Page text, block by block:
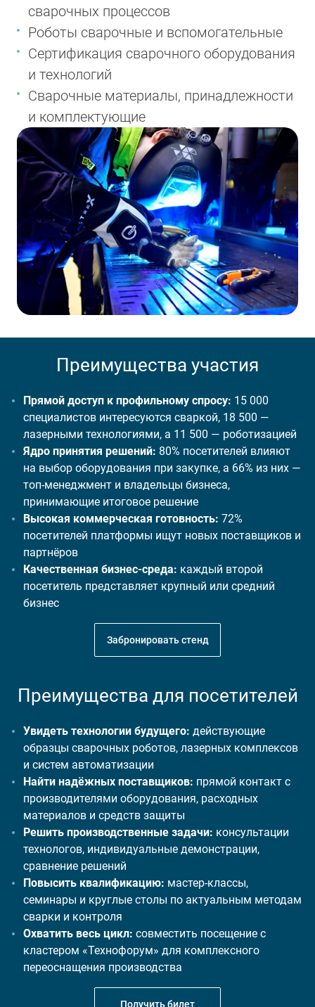
сварочных процессов
Роботы сварочные и вспомогательные
Сертификация сварочного оборудования
и технологий
Сварочные материалы, принадлежности
и комплектующие
Преимущества участия
Прямой доступ к профильному спросу: 15 000
специалистов интересуются сваркой, 18 500 —
лазерными технологиями, а 11 500 — роботизацией
Ядро принятия решений: 80% посетителей влияют
на выбор оборудования при закупке, а 66% из них —
топ-менеджмент и владельцы бизнеса,
принимающие итоговое решение
Высокая коммерческая готовность: 72%
посетителей платформы ищут новых поставщиков и
партнёров
Качественная бизнес-среда: каждый второй
посетитель представляет крупный или средний
бизнес
Забронировать стенд
Преимущества для посетителей
Увидеть технологии будущего: действующие
образцы сварочных роботов, лазерных комплексов
и систем автоматизации
Найти надёжных поставщиков: прямой контакт с
производителями оборудования, расходных
материалов и средств защиты
Решить производственные задачи: консультации
технологов, индивидуальные демонстрации,
сравнение решений
Повысить квалификацию: мастер-классы,
семинары и круглые столы по актуальным методам
сварки и контроля
Охватить весь цикл: совместить посещение с
кластером «Технофорум» для комплексного
переоснащения производства
Получить билет